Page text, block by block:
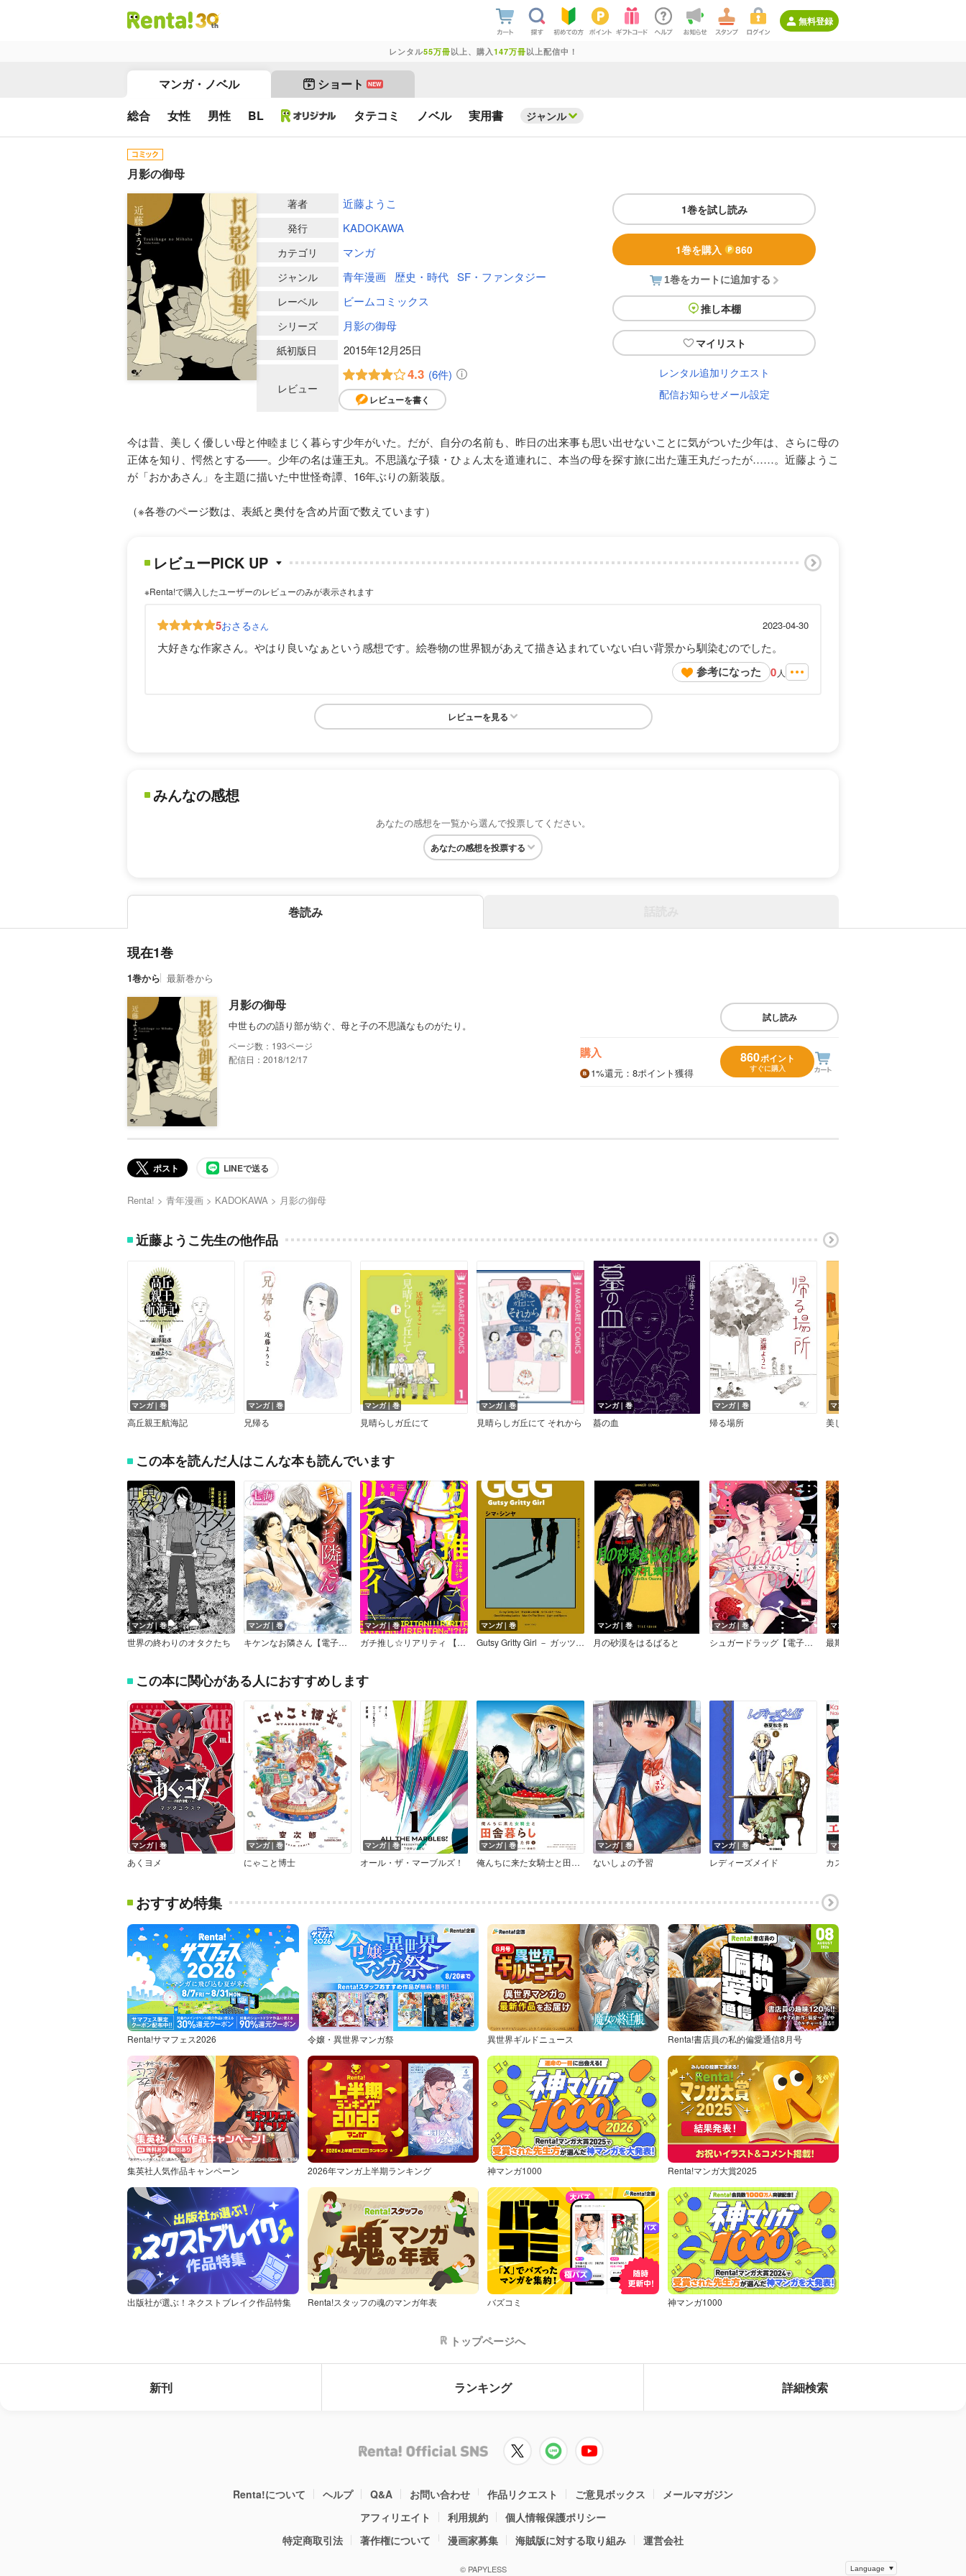
無料登録
レンタル55万冊以上、購入 147万冊以上配信中！
マンガ・ノベル ショート NEW
総合 女性 男性 BL タテコミ ノベル 実用書 ジャンル
月影の御母
1巻を試し読み
1巻を購入 860
1巻をカートに追加する
推し本棚
マイリスト
レンタル追加リクエスト
配信お知らせメール設定
著者 近藤ようこ
発行 KADOKAWA
カテゴリ マンガ
ジャンル 青年漫画 歴史・時代 SF・ファンタジー
レーベル ビームコミックス
シリーズ 月影の御母
紙初版日 2015年12月25日
レビュー
4.3 (6件)
レビューを書く
今は昔、美しく優しい母と仲睦まじく暮らす少年がいた。だが、自分の名前も、昨日の出来事も思い出せないことに気がついた少年は、さらに母の
正体を知り、愕然とする――。少年の名は蓮王丸。不思議な子猿・ひょん太を道連れに、本当の母を探す旅に出た蓮王丸だったが……。近藤ようこ
が「おかあさん」を主題に描いた中世怪奇譚、16年ぶりの新装版。
（※各巻のページ数は、表紙と奥付を含め片面で数えています）
レビューPICK UP
※Renta!で購入したユーザーのレビューのみが表示されます
5おさるさん 2023-04-30
大好きな作家さん。やはり良いなぁという感想です。絵巻物の世界観があえて描き込まれていない白い背景から馴染むのでした。
参考になった 0 人
レビューを見る
みんなの感想
あなたの感想を一覧から選んで投票してください。
あなたの感想を投票する
巻読み
現在1巻
1巻から 最新巻から
月影の御母
中世ものの語り部が紡ぐ、母と子の不思議なものがたり。
193
配信日：2018/12/17
試し読み
購入
1%還元 ：8ポイント獲得
860ポイント
すぐに購入
ポスト LINEで送る
Renta! 青年漫画 KADOKAWA 月影の御母
近藤ようこ先生の他作品
マンガ｜巻
高丘親王航海記
マンガ｜巻
兄帰る
マンガ｜巻
見晴らしガ丘にて
マンガ｜巻
見晴らしガ丘にて それから
マンガ｜巻
蟇の血
マンガ｜巻
帰る場所
マンガ｜巻
美しの首
この本を読んだ人はこんな本も読んでいます
マンガ｜巻
世界の終わりのオタクたち
マンガ｜巻
キケンなお隣さん【電子限定版】
マンガ｜巻
ガチ推し☆リアリティ 【電子限定特典付き】
マンガ｜巻
Gutsy Gritty Girl － ガッツィ・グリティ・ガール －
マンガ｜巻
月の砂漠をはるばると
マンガ｜巻
シュガードラッグ【電子限定特典付き】
マンガ｜巻
この本に関心がある人におすすめします
マンガ｜巻
あくヨメ
マンガ｜巻
にゃこと博士
マンガ｜巻
オール・ザ・マーブルズ！
マンガ｜巻
俺んちに来た女騎士と田舎暮らしすることになった件
マンガ｜巻
ないしょの予習
マンガ｜巻
レディーズメイド
マンガ｜巻
カスミ伝
おすすめ特集
Renta!サマフェス2026 令嬢・異世界マンガ祭 異世界ギルドニュース Renta!書店員の私的偏愛通信8月号
集英社人気作品キャンペーン 2026年マンガ上半期ランキング 神マンガ1000 Renta!マンガ大賞2025
出版社が選ぶ！ネクストブレイク作品特集 Renta!スタッフの魂のマンガ年表 バズコミ 神マンガ1000
トップページへ
新刊 ランキング 詳細検索
Renta!について ヘルプ Q&A お問い合わせ 作品リクエスト ご意見ボックス
メールマガジン
アフィリエイト
利用規約
個人情報保護ポリシー
特定商取引法
著作権について 漫画家募集 海賊版に対する取り組み 運営会社
© PAPYLESS